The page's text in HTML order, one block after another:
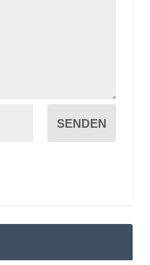
SENDEN